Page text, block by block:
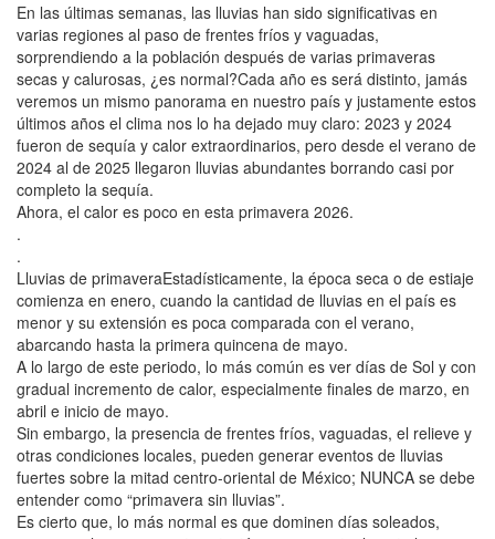
En las últimas semanas, las lluvias han sido significativas en
varias regiones al paso de frentes fríos y vaguadas,
sorprendiendo a la población después de varias primaveras
secas y calurosas, ¿es normal?Cada año es será distinto, jamás
veremos un mismo panorama en nuestro país y justamente estos
últimos años el clima nos lo ha dejado muy claro: 2023 y 2024
fueron de sequía y calor extraordinarios, pero desde el verano de
2024 al de 2025 llegaron lluvias abundantes borrando casi por
completo la sequía.
Ahora, el calor es poco en esta primavera 2026.
.
.
Lluvias de primaveraEstadísticamente, la época seca o de estiaje
comienza en enero, cuando la cantidad de lluvias en el país es
menor y su extensión es poca comparada con el verano,
abarcando hasta la primera quincena de mayo.
A lo largo de este periodo, lo más común es ver días de Sol y con
gradual incremento de calor, especialmente finales de marzo, en
abril e inicio de mayo.
Sin embargo, la presencia de frentes fríos, vaguadas, el relieve y
otras condiciones locales, pueden generar eventos de lluvias
fuertes sobre la mitad centro-oriental de México; NUNCA se debe
entender como “primavera sin lluvias”.
Es cierto que, lo más normal es que dominen días soleados,